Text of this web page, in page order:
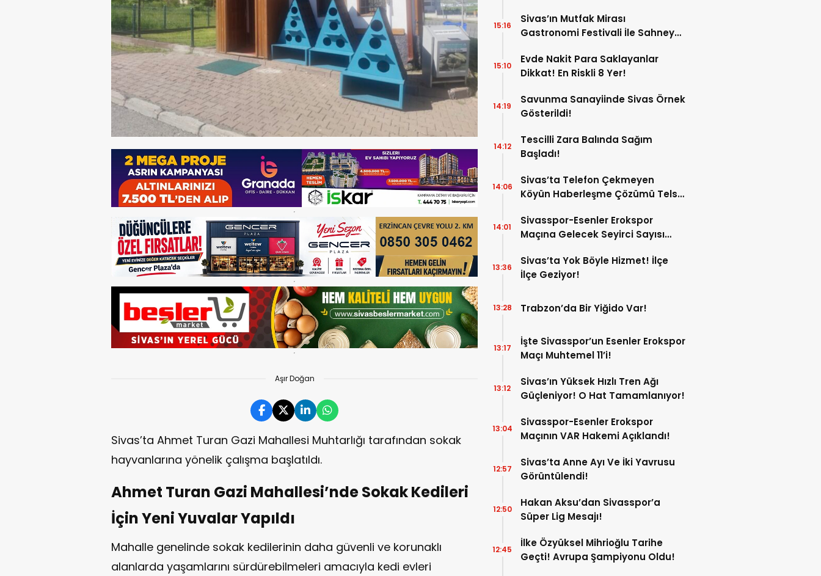
Aşır Doğan
Sivas’ta Ahmet Turan Gazi Mahallesi Muhtarlığı tarafından sokak
hayvanlarına yönelik çalışma başlatıldı.
Ahmet Turan Gazi Mahallesi’nde Sokak Kedileri
İçin Yeni Yuvalar Yapıldı
Mahalle genelinde sokak kedilerinin daha güvenli ve korunaklı
alanlarda yaşamlarını sürdürebilmeleri amacıyla kedi evleri
Sivas’ın Mutfak Mirası
Gastronomi Festivali İle Sahneye
15:16
Evde Nakit Para Saklayanlar
Dikkat! En Riskli 8 Yer!
15:10
Savunma Sanayiinde Sivas Örnek
Gösterildi!
14:19
Tescilli Zara Balında Sağım
Başladı!
14:12
Sivas’ta Telefon Çekmeyen
Köyün Haberleşme Çözümü Telsiz
14:06
Sivasspor-Esenler Erokspor
Maçına Gelecek Seyirci Sayısı
14:01
Sivas’ta Yok Böyle Hizmet! İlçe
İlçe Geziyor!
13:36
Trabzon’da Bir Yiğido Var!
13:28
İşte Sivasspor’un Esenler Erokspor
Maçı Muhtemel 11’i!
13:17
Sivas’ın Yüksek Hızlı Tren Ağı
Güçleniyor! O Hat Tamamlanıyor!
13:12
Sivasspor-Esenler Erokspor
Maçının VAR Hakemi Açıklandı!
13:04
Sivas’ta Anne Ayı Ve İki Yavrusu
Görüntülendi!
12:57
Hakan Aksu’dan Sivasspor’a
Süper Lig Mesajı!
12:50
İlke Özyüksel Mihrioğlu Tarihe
Geçti! Avrupa Şampiyonu Oldu!
12:45